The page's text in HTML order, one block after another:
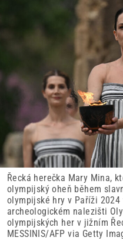
Řecká herečka Mary Mina,
olympijský oheň během
olympijské hry v Paříži
archeologickém nalezišti
olympijských her v jižním
MESSINIS/AFP via Getty